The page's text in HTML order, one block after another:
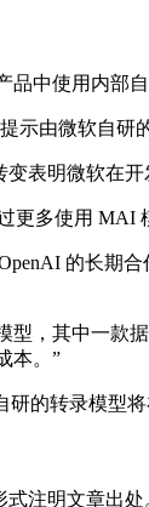
中使用内部
由微软自研
表明微软在
多使用 MAI
的长
，其中一款
本。”
的转录模型
注明文章出处